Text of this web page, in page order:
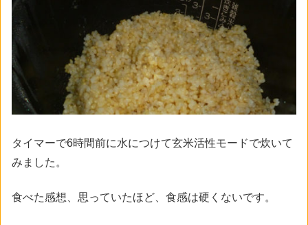
タイマーで6時間前に水につけて玄米活性モードで炊いて
みました。
食べた感想、思っていたほど、食感は硬くないです。